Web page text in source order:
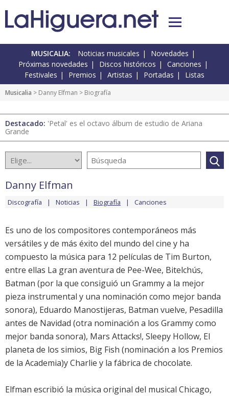
MUSICALIA: Noticias musicales
Novedades
Próximas novedades
Discos históricos
Canciones
Festivales
Premios Artistas Portadas Listas
Musicalia > Danny Elfman > Biografía
Destacado: 'Petal' es el octavo álbum de estudio de Ariana
Grande
Danny Elfman
Discografía Noticias Biografía Canciones
Es uno de los compositores contemporáneos más
versátiles y de más éxito del mundo del cine y ha
compuesto la música para 12 películas de Tim Burton,
entre ellas La gran aventura de Pee-Wee, Bitelchús,
Batman (por la que consiguió un Grammy a la mejor
pieza instrumental y una nominación como mejor banda
sonora), Eduardo Manostijeras, Batman vuelve, Pesadilla
antes de Navidad (otra nominación a los Grammy como
mejor banda sonora), Mars Attacks!, Sleepy Hollow, El
planeta de los simios, Big Fish (nominación a los Premios
de la Academia)y Charlie y la fábrica de chocolate.
Elfman escribió la música original del musical Chicago,